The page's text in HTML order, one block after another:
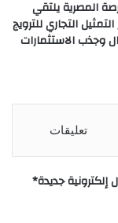
المصرية يلتقي
التجاري للترويج
وجذب الاستثمارات
تعليقات
إلكترونية جديدة*